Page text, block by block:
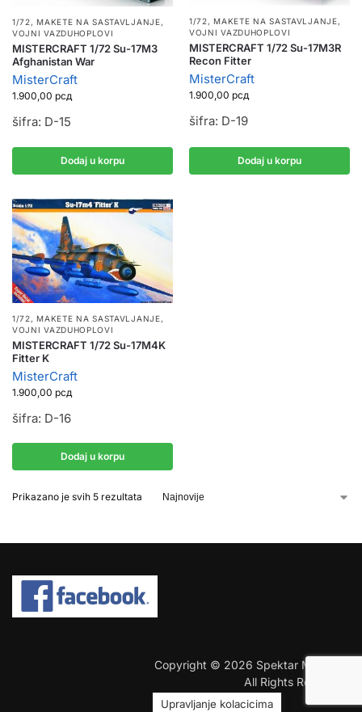
1/72,MAKETE NA SASTAVLJANJE,
VOJNI VAZDUHOPLOVI
MISTERCRAFT 1/72 Su-17M3
Afghanistan War
MisterCraft
1.900,00 рсд
šifra: D-15
Dodaj u korpu
1/72, MAKETE NA SASTAVLJANJE,
VOJNI VAZDUHOPLOVI
MISTERCRAFT 1/72 Su-17M3R
Recon Fitter
MisterCraft
1.900,00 рсд
šifra: D-19
Dodaj u korpu
1/72,MAKETE NA SASTAVLJANJE,
VOJNI VAZDUHOPLOVI
MISTERCRAFT 1/72 Su-17M4K
Fitter K
MisterCraft
1.900,00 рсд
šifra: D-16
Dodaj u korpu
Prikazano je svih 5 rezultata
Copyright © 2026 Spektar MHobby.
All Rights Reserved.
Upravljanje kolacicima